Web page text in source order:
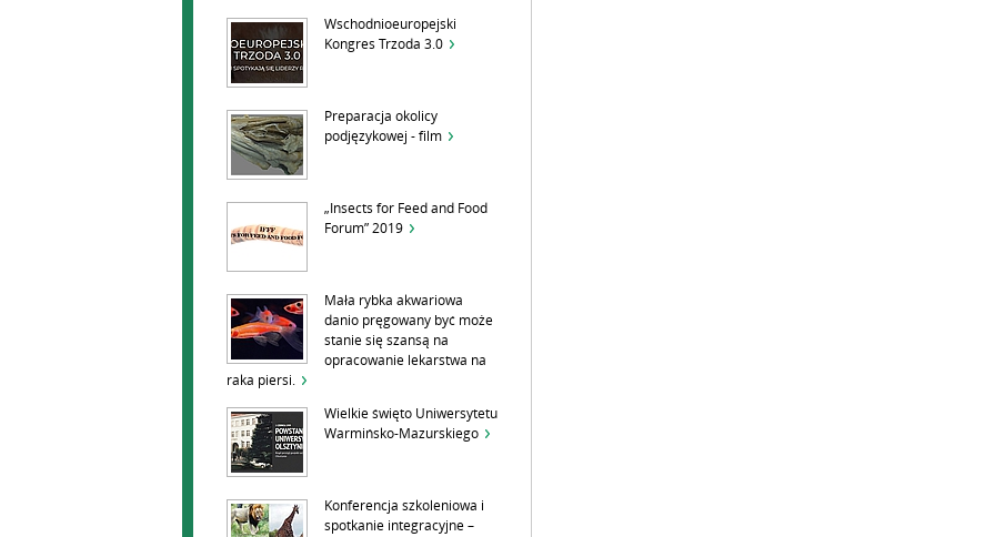
Wschodnioeuropejski
Kongres Trzoda 3.0
Preparacja okolicy
podjęzykowej - film
„Insects for Feed and Food
Forum” 2019
Mała rybka akwariowa
danio pręgowany być może
stanie się szansą na
opracowanie lekarstwa na
raka piersi.
Wielkie święto Uniwersytetu
Warmińsko-Mazurskiego
Konferencja szkoleniowa i
spotkanie integracyjne –